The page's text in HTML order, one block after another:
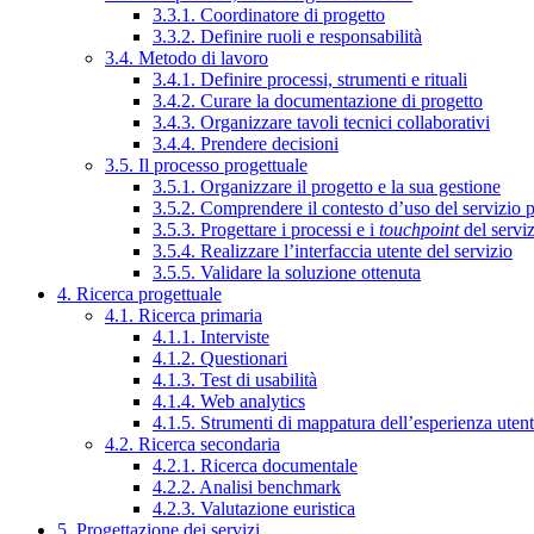
3.3.1. Coordinatore di progetto
3.3.2. Definire ruoli e responsabilità
3.4. Metodo di lavoro
3.4.1. Definire processi, strumenti e rituali
3.4.2. Curare la documentazione di progetto
3.4.3. Organizzare tavoli tecnici collaborativi
3.4.4. Prendere decisioni
3.5. Il processo progettuale
3.5.1. Organizzare il progetto e la sua gestione
3.5.2. Comprendere il contesto d’uso del servizio
3.5.3. Progettare i processi e i touchpointdel
3.5.4. Realizzare l’interfaccia utente del servizio
3.5.5. Validare la soluzione ottenuta
4. Ricerca progettuale
4.1. Ricerca primaria
4.1.1. Interviste
4.1.2. Questionari
4.1.3. Test di usabilità
4.1.4. Web analytics
4.1.5. Strumenti di mappatura dell’esperienza
4.2. Ricerca secondaria
4.2.1. Ricerca documentale
4.2.2. Analisi benchmark
4.2.3. Valutazione euristica
5. Progettazione dei servizi